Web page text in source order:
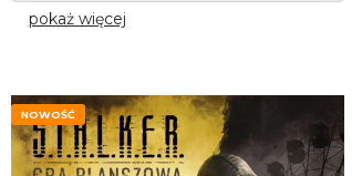
pokaż więcej
NOWOŚĆ